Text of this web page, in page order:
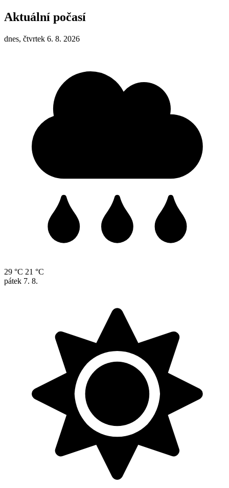
Aktuální počasí
dnes, čtvrtek 6. 8. 2026
29 °C 21 °C
pátek 7. 8.